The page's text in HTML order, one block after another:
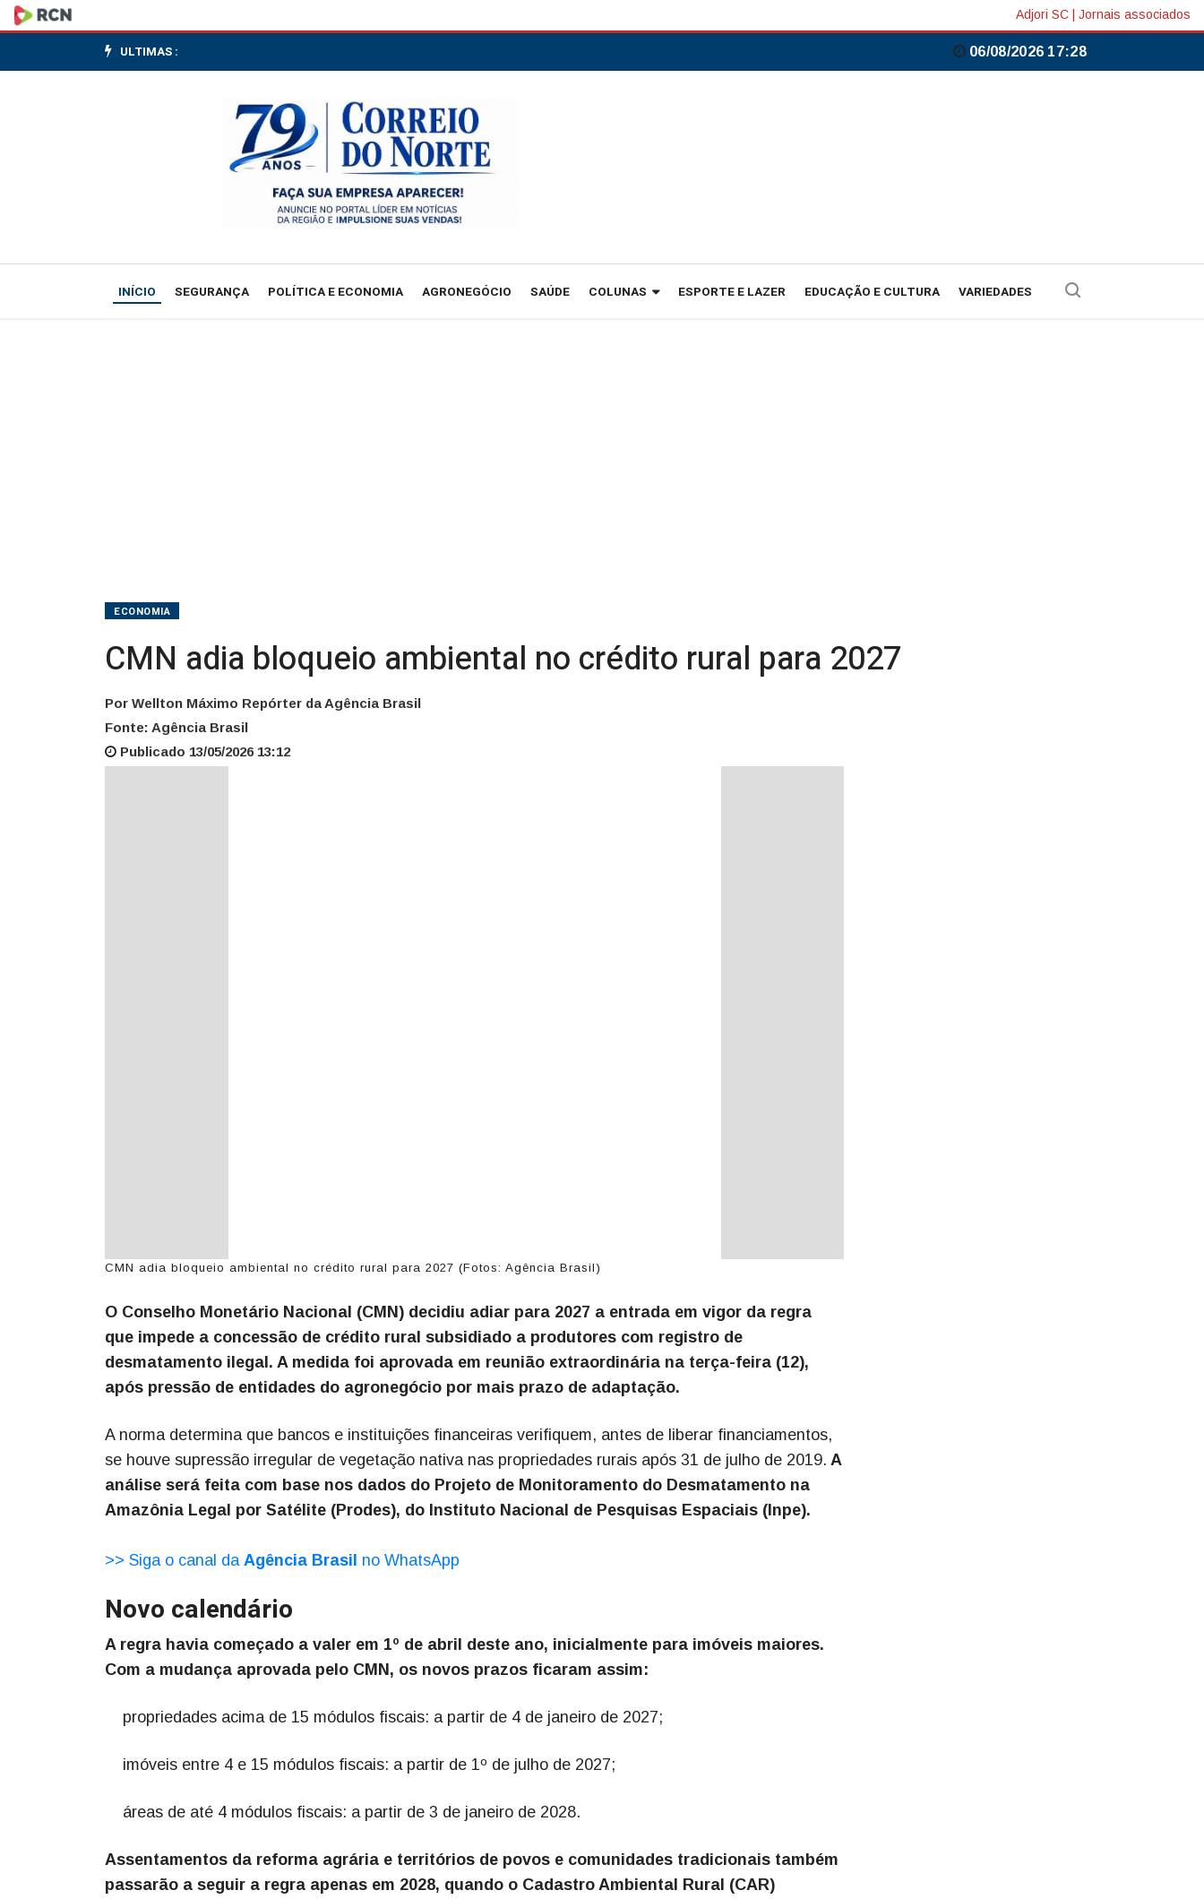
CMN
adia
rural
Adjori SC Jornais associados
ULTIMAS : 06/08/2026 17:28
INÍCIO SEGURANÇA POLÍTICA E ECONOMIA AGRONEGÓCIO SAÚDE COLUNAS ESPORTE E LAZER EDUCAÇÃO E CULTURA VARIEDADES
ECONOMIA
CMN adia bloqueio ambiental no crédito rural para 2027
Por Wellton Máximo Repórter da Agência Brasil
Fonte: Agência Brasil
Publicado 13/05/2026 13:12
CMN adia bloqueio ambiental no crédito rural para 2027 (Fotos: Agência Brasil)
O Conselho Monetário Nacional (CMN) decidiu adiar para 2027 a entrada em vigor da regra
que impede a concessão de crédito rural subsidiado a produtores com registro de
desmatamento ilegal. A medida foi aprovada em reunião extraordinária na terça-feira (12),
após pressão de entidades do agronegócio por mais prazo de adaptação.
A norma determina que bancos e instituições financeiras verifiquem, antes de liberar financiamentos,
se houve supressão irregular de vegetação nativa nas propriedades rurais após 31 de julho de 2019. A
análise será feita com base nos dados do Projeto de Monitoramento do Desmatamento na
Amazônia Legal por Satélite (Prodes), do Instituto Nacional de Pesquisas Espaciais (Inpe).
>> Siga o canal da Agência Brasil no WhatsApp
Novo calendário
A regra havia começado a valer em 1º de abril deste ano, inicialmente para imóveis maiores.
Com a mudança aprovada pelo CMN, os novos prazos ficaram assim:
propriedades acima de 15 módulos fiscais: a partir de 4 de janeiro de 2027;
imóveis entre 4 e 15 módulos fiscais: a partir de 1º de julho de 2027;
áreas de até 4 módulos fiscais: a partir de 3 de janeiro de 2028.
Assentamentos da reforma agrária e territórios de povos e comunidades tradicionais também
passarão a seguir a regra apenas em 2028, quando o Cadastro Ambiental Rural (CAR)